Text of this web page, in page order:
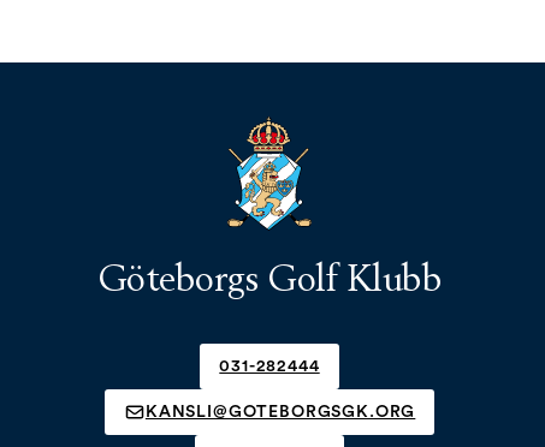
Göteborgs Golf Klubb
031-282444
KANSLI@GOTEBORGSGK.ORG